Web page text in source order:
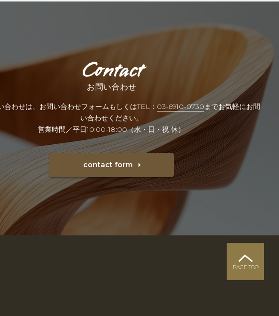
お問い合わせ
合わせは、お問い合わせフォームもしくはTEL： 03-6910-0730までお気軽にお問
い合わせください。
営業時間／平日10:00-18:00（水・日・祝 休）
contact form
PAGE TOP